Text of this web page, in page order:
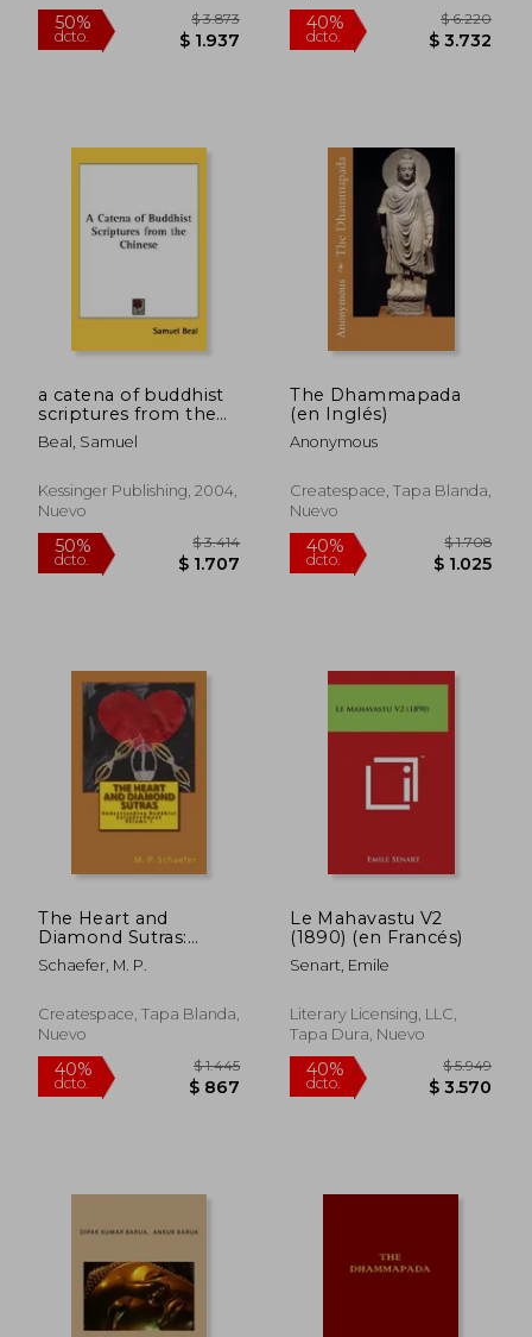
50% 40%
a catena of buddhist
scriptures from the
chinese (en Inglés)
Beal, Samuel
Kessinger Publishing, 2004,
Nuevo
50%
dcto.
The Dhammapada
(en Inglés)
Anonymous
Createspace, Tapa Blanda,
Nuevo
40%
dcto.
The Heart and
Diamond Sutras:
Understanding
Buddhist
Volume 1 (en Inglés)
Schaefer, M. P.
Createspace, Tapa Blanda,
Nuevo
Le Mahavastu V2
(1890) (en Francés)
Senart, Emile
Literary Licensing, LLC,
Tapa Dura, Nuevo